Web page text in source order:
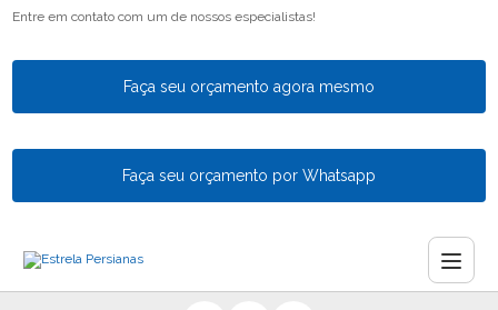
Entre em contato com um de nossos especialistas!
Faça seu orçamento agora mesmo
Faça seu orçamento por Whatsapp